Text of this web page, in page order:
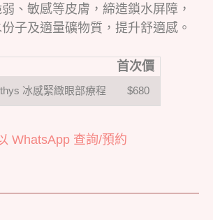
、敏感等皮膚，締造鎖水屏障，
子及適量礦物質，提升舒適感。
首次價
冰感緊緻眼部療程 $680
WhatsApp 查詢/預約